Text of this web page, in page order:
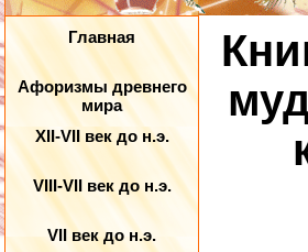
Главная
Афоризмы древнего
мира
XII-VII век до н.э.
VIII-VII век до н.э.
VII век до н.э.